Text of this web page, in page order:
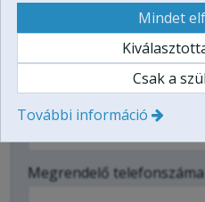
PDF utalvány
fizetéssel
A megrendelő
Megrendelő neve *
Megrendelő telefonszáma
Mindet
Csak a
További információ